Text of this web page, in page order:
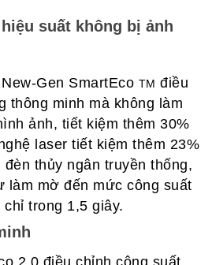
suất không bị ảnh
Gen SmartEco TM điều
thông minh mà không làm
ảnh, tiết kiệm thêm 30%
laser tiết kiệm thêm 23%
thủy ngân truyền thống,
làm mờ đến mức công suất
chỉ trong 1,5 giây.
2.0 điều chỉnh công suất